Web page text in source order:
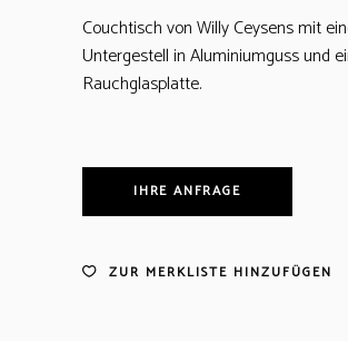
Couchtisch von Willy Ceysens mit
Untergestell in Aluminiumguss und
Rauchglasplatte.
IHRE ANFRAGE
ZUR MERKLISTE HINZUFÜGEN